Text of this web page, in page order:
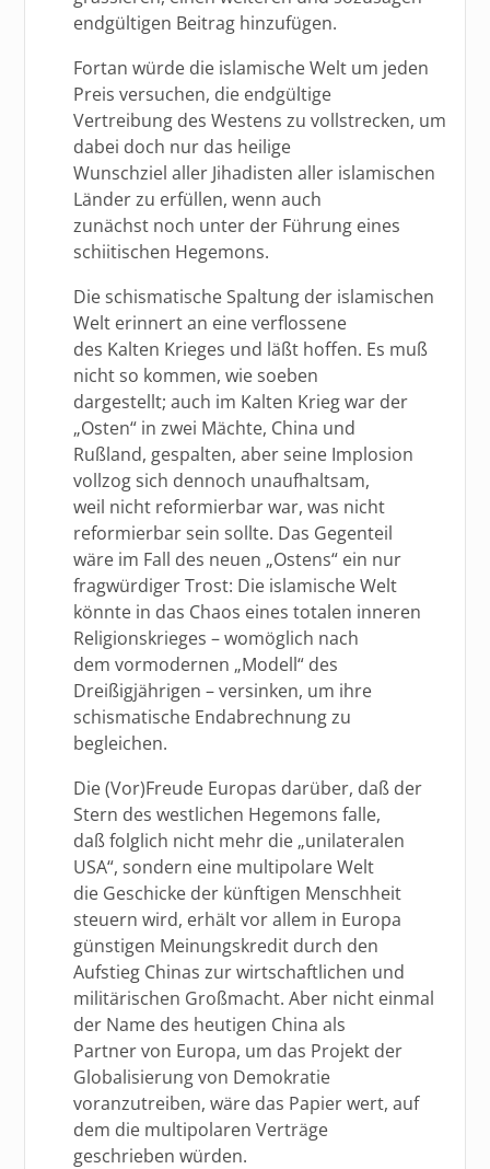
endgültigen Beitrag hinzufügen.
Fortan würde die islamische Welt um jeden
Preis versuchen, die endgültige
Vertreibung des Westens zu vollstrecken, um
dabei doch nur das heilige
Wunschziel aller Jihadisten aller islamischen
Länder zu erfüllen, wenn auch
zunächst noch unter der Führung eines
schiitischen Hegemons.
Die schismatische Spaltung der islamischen
Welt erinnert an eine verflossene
des Kalten Krieges und läßt hoffen. Es muß
nicht so kommen, wie soeben
dargestellt; auch im Kalten Krieg war der
„Osten“ in zwei Mächte, China und
Rußland, gespalten, aber seine Implosion
vollzog sich dennoch unaufhaltsam,
weil nicht reformierbar war, was nicht
reformierbar sein sollte. Das Gegenteil
wäre im Fall des neuen „Ostens“ ein nur
fragwürdiger Trost: Die islamische Welt
könnte in das Chaos eines totalen inneren
Religionskrieges – womöglich nach
dem vormodernen „Modell“ des
Dreißigjährigen – versinken, um ihre
schismatische Endabrechnung zu
begleichen.
Die (Vor)Freude Europas darüber, daß der
Stern des westlichen Hegemons falle,
daß folglich nicht mehr die „unilateralen
USA“, sondern eine multipolare Welt
die Geschicke der künftigen Menschheit
steuern wird, erhält vor allem in Europa
günstigen Meinungskredit durch den
Aufstieg Chinas zur wirtschaftlichen und
militärischen Großmacht. Aber nicht einmal
der Name des heutigen China als
Partner von Europa, um das Projekt der
Globalisierung von Demokratie
voranzutreiben, wäre das Papier wert, auf
dem die multipolaren Verträge
geschrieben würden.